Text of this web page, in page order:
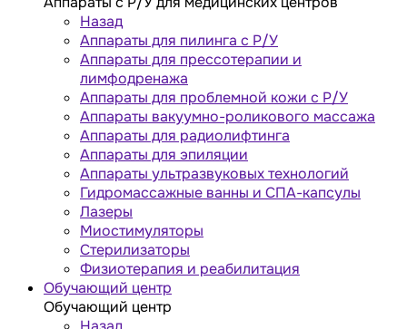
Назад
Аппараты для пилинга с Р/У
Аппараты для прессотерапии и
лимфодренажа
Аппараты для проблемной кожи с Р/У
Аппараты вакуумно-роликового массажа
Аппараты для радиолифтинга
Аппараты для эпиляции
Аппараты ультразвуковых технологий
Гидромассажные ванны и СПА-капсулы
Лазеры
Миостимуляторы
Стерилизаторы
Физиотерапия и реабилитация
Обучающий центр
Обучающий центр